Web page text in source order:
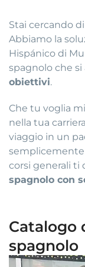
Stai cercando
Abbiamo la
Hispánico di
spagnolo che
obiettivi.
Che tu voglia
nella tua
viaggio in un
semplicemente
corsi generali ti
spagnolo con
Catalogo
spagnolo
Questo